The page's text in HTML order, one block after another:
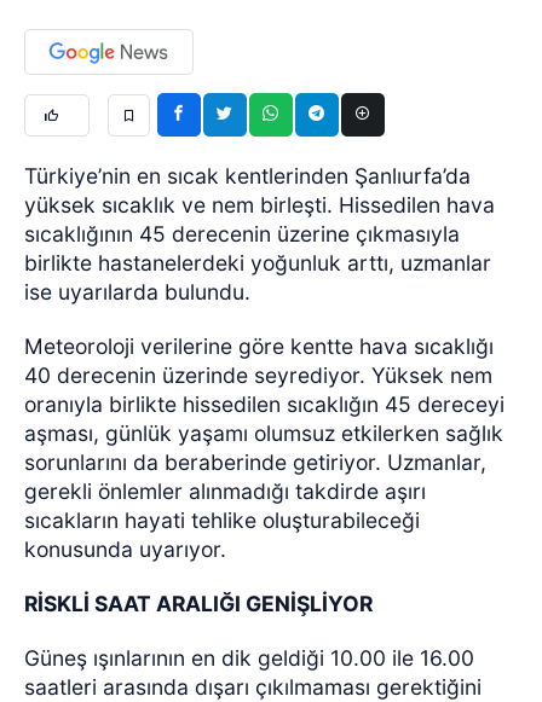
Türkiye’nin en sıcak kentlerinden Şanlıurfa’da
yüksek sıcaklık ve nem birleşti. Hissedilen hava
sıcaklığının 45 derecenin üzerine çıkmasıyla
birlikte hastanelerdeki yoğunluk arttı, uzmanlar
ise uyarılarda bulundu.
Meteoroloji verilerine göre kentte hava sıcaklığı
40 derecenin üzerinde seyrediyor. Yüksek nem
oranıyla birlikte hissedilen sıcaklığın 45 dereceyi
aşması, günlük yaşamı olumsuz etkilerken sağlık
sorunlarını da beraberinde getiriyor. Uzmanlar,
gerekli önlemler alınmadığı takdirde aşırı
sıcakların hayati tehlike oluşturabileceği
konusunda uyarıyor.
RİSKLİ SAAT ARALIĞI GENİŞLİYOR
Güneş ışınlarının en dik geldiği 10.00 ile 16.00
saatleri arasında dışarı çıkılmaması gerektiğini